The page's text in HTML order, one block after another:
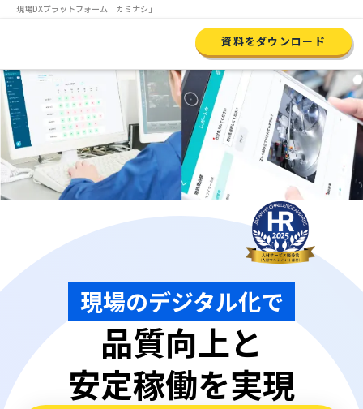
現場DXプラットフォーム 「カミナシ」
資料をダウンロード
現場のデジタル化で
品質向上と
安定稼働を実現